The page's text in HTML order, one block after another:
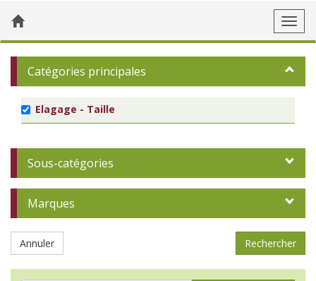
Catégories principales
Elagage - Taille
Sous-catégories
Marques
Annuler